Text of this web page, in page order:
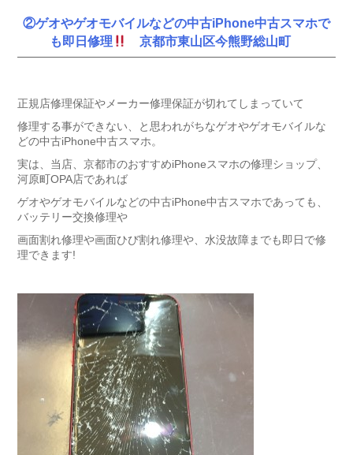
②ゲオやゲオモバイルなどの中古iPhone中古スマホで
も即日修理
京都市東山区今熊野総山町
正規店修理保証やメーカー修理保証が切れてしまっていて
修理する事ができない、と思われがちなゲオやゲオモバイルな
どの中古iPhone中古スマホ。
実は、当店、京都市のおすすめiPhoneスマホの修理ショップ、
河原町OPA店であれば
ゲオやゲオモバイルなどの中古iPhone中古スマホであっても、
バッテリー交換修理や
画面割れ修理や画面ひび割れ修理や、水没故障までも即日で修
理できます!